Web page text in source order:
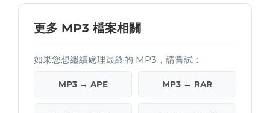
更多 MP3 檔案相關
如果您想繼續處理最終的 MP3，請嘗試：
MP3 → APE MP3 → RAR